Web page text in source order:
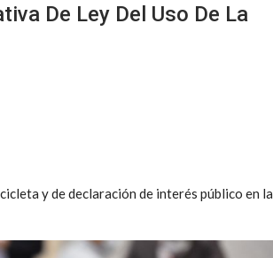
De Ley Del Uso De La
y de declaración de interés público en la